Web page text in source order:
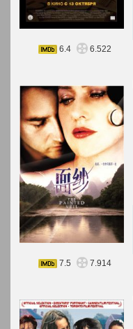
6.4
6.522
7.5
7.914